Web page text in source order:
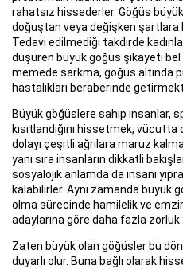
rahatsız hissederler. Göğüs
doğuştan veya değişken şartlara
Tedavi edilmediği takdirde
düşüren büyük göğüs şikayeti bel
memede sarkma, göğüs altında
hastalıkları beraberinde
Büyük göğüslere sahip insanlar,
kısıtlandığını hissetmek, vücutta
dolayı çeşitli ağrılara maruz
yanı sıra insanların dikkatli
sosyalojik anlamda da insanı
kalabilirler. Aynı zamanda büyük
olma sürecinde hamilelik ve
adaylarına göre daha fazla zorluk
Zaten büyük olan göğüsler bu
duyarlı olur. Buna bağlı olarak